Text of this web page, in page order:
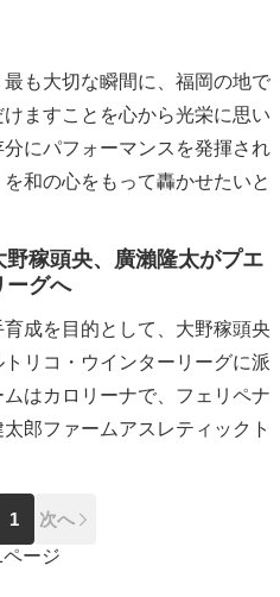
最も大切な瞬間に、福岡の地で
ますことを心から光栄に思い
にパフォーマンスを発揮され
和の心をもって轟かせたいと
稼頭央、廣瀨隆太がプエ
ーグへ
成を目的として、大野稼頭央
リコ・ウインターリーグに派
はカロリーナで、フェリペナ
郎ファームアスレティックト
1
次へ
ページ